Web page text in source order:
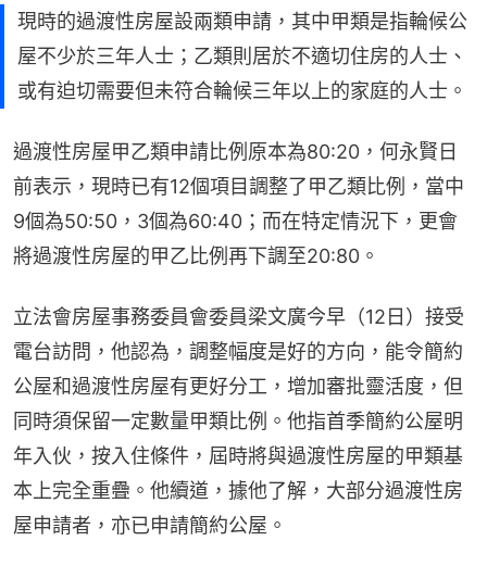
現時的過渡性房屋設兩類申請，其中甲類是指輪候公
屋不少於三年人士；乙類則居於不適切住房的人士、
或有迫切需要但未符合輪候三年以上的家庭的人士。
過渡性房屋甲乙類申請比例原本為80:20，何永賢日
前表示，現時已有12個項目調整了甲乙類比例，當中
9個為50:50，3個為60:40；而在特定情況下，更會
將過渡性房屋的甲乙比例再下調至20:80。
立法會房屋事務委員會委員梁文廣今早（12日）接受
電台訪問，他認為，調整幅度是好的方向，能令簡約
公屋和過渡性房屋有更好分工，增加審批靈活度，但
同時須保留一定數量甲類比例。他指首季簡約公屋明
年入伙，按入住條件，屆時將與過渡性房屋的甲類基
本上完全重疊。他續道，據他了解，大部分過渡性房
屋申請者，亦已申請簡約公屋。